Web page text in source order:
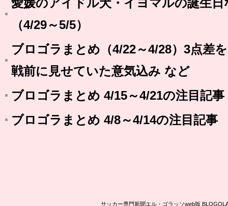
愛媛のアイドル犬・イヨマルの誕生
（4/29～5/5）
ブロゴラまとめ（4/22～4/28）3点差
戦前に見せていた意気込み など
ブロゴラまとめ 4/15～4/21の注目記事
ブロゴラまとめ 4/8～4/14の注目記事
サッカー専門新聞エル・ゴラッソweb版